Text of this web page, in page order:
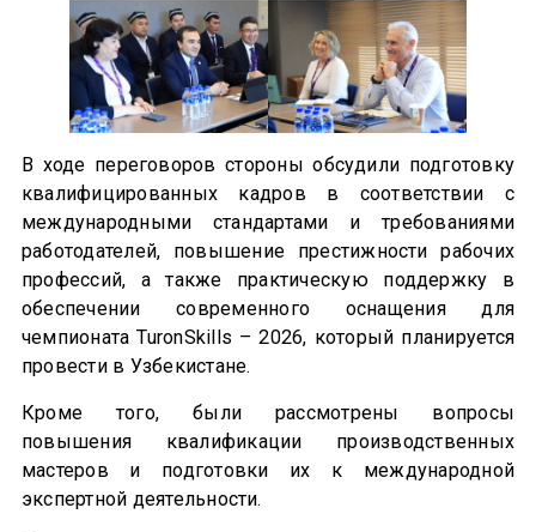
В ходе переговоров стороны обсудили подготовку
квалифицированных кадров в соответствии с
международными стандартами и требованиями
работодателей, повышение престижности рабочих
профессий, а также практическую поддержку в
обеспечении современного оснащения для
чемпионата TuronSkills – 2026, который планируется
провести в Узбекистане.
Кроме того, были рассмотрены вопросы
повышения квалификации производственных
мастеров и подготовки их к международной
экспертной деятельности.